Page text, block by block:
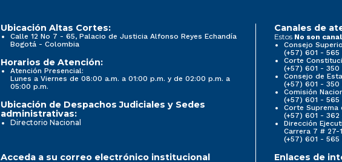
Ubicación Altas Cortes:
Calle 12 No 7 - 65, Palacio de Justicia Alfonso Reyes Echandía
Bogotá - Colombia
Horarios de Atención:
Atención Presencial:
Lunes a Viernes de 08:00 a.m. a 01:00 p.m. y de 02:00 p.m. a
05:00 p.m.
Ubicación de Despachos Judiciales y Sedes
administrativas:
Directorio Nacional
Canales de
Estos No son
Consejo
(+57) 601 - 565
Corte
(+57) 601 - 350
Consejo de
(+57) 601 - 350
Comisión
(+57) 601 - 565
Corte Suprema
(+57) 601 - 362
Dirección
Carrera 7 # 27-
(+57) 601 - 565
Acceda a su correo electrónico institucional Enlaces de